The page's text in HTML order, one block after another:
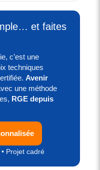
et faites
c’est une
techniques
Avenir
une méthode
RGE depuis
Projet cadré